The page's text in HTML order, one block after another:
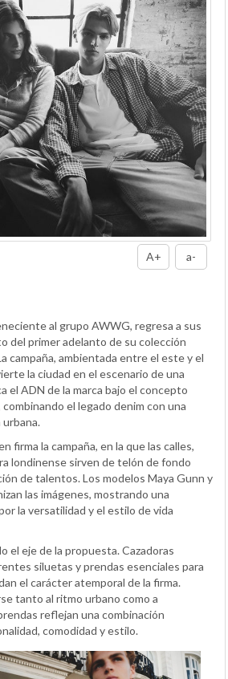
A+ a-
al grupo AWWG, regresa a sus
del primer adelanto de su colección
campaña, ambientada entre el este y el
la ciudad en el escenario de una
el ADN de la marca bajo el concepto
el legado denim con una
urbana.
firma la campaña, en la que las calles,
londinense sirven de telón de fondo
de talentos. Los modelos Maya Gunn y
las imágenes, mostrando una
la versatilidad y el estilo de vida
el eje de la propuesta. Cazadoras
siluetas y prendas esenciales para
el carácter atemporal de la firma.
tanto al ritmo urbano como a
reflejan una combinación
comodidad y estilo.